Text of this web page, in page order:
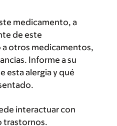
medicamento, a
de este
otros medicamentos,
Informe a su
esta alergia y qué
interactuar con
trastornos.